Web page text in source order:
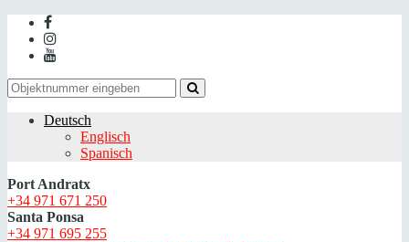
Deutsch
Englisch
Spanisch
Port Andratx
+34 971 671 250
Santa Ponsa
+34 971 695 255